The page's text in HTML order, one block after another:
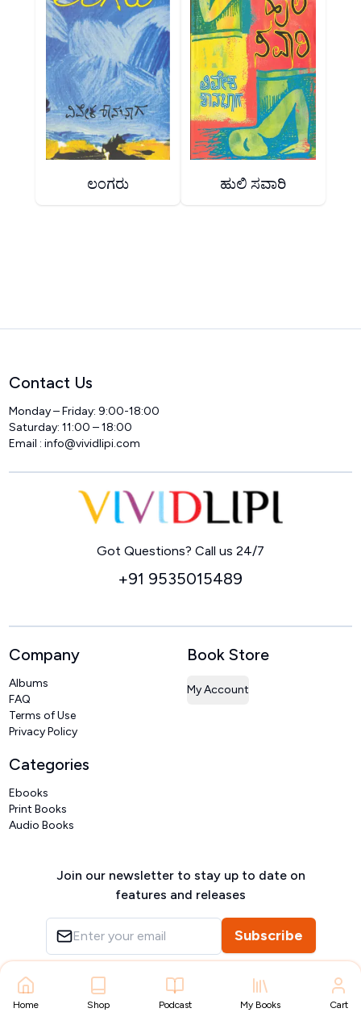
ಲಂಗರು ಹುಲಿ ಸವಾರಿ
Contact Us
Monday – Friday: 9:00-18:00
Saturday: 11:00 – 18:00
Email :info@vividlipi.com
Got Questions? Call us 24/7
+91 9535015489
Company
Albums
FAQ
Terms of Use
Privacy Policy
Book Store
My Account
Categories
Ebooks
Print Books
Audio Books
Join our newsletter to stay up to date on
features and releases
Subscribe
2026 – All rights reserved
Home Shop Podcast My Books Cart